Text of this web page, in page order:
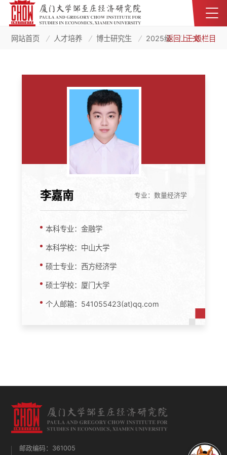
网站首页 人才培养 博士研究生 2025级 正文
返回上一级栏目
李嘉南 专业：数量经济学
本科专业：金融学
本科学校：中山大学
硕士专业：西方经济学
硕士学校：厦门大学
个人邮箱：541055423(at)qq.com
邮政编码：361005